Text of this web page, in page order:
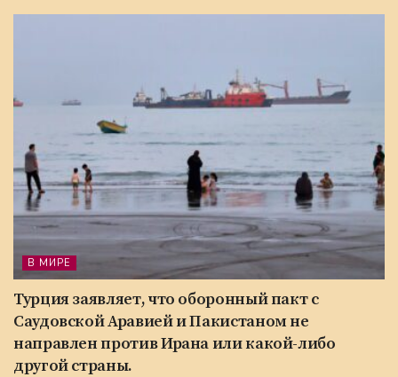
В МИРЕ
Турция заявляет, что оборонный пакт с
Саудовской Аравией и Пакистаном не
направлен против Ирана или какой-либо
другой страны.